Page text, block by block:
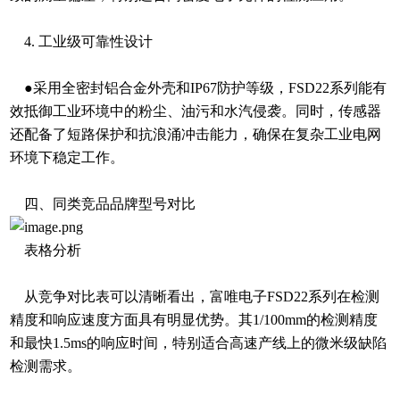
4. 工业级可靠性设计
●采用全密封铝合金外壳和IP67防护等级，FSD22系列能有
效抵御工业环境中的粉尘、油污和水汽侵袭。同时，传感器
还配备了短路保护和抗浪涌冲击能力，确保在复杂工业电网
环境下稳定工作。
四、同类竞品品牌型号对比
表格分析
从竞争对比表可以清晰看出，富唯电子FSD22系列在检测
精度和响应速度方面具有明显优势。其1/100mm的检测精度
和最快1.5ms的响应时间，特别适合高速产线上的微米级缺陷
检测需求。